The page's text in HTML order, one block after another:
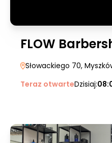
FLOW
Słowackiego 70,
Teraz otwarteDzisiaj: